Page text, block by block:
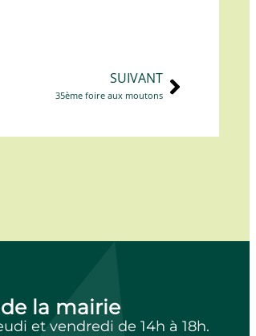
SUIVANT
35ème foire aux moutons
la mairie
et vendredi de 14h à 18h.